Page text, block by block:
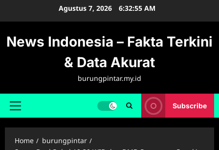
Agustus 7, 2026 6:32:56 AM
News Indonesia – Fakta Terkini
& Data Akurat
burungpintar.my.id
Primary
Subscribe
Home
burungpintar